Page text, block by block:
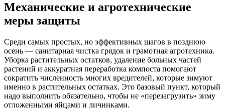
Механические и агротехнические
меры защиты
Среди самых простых, но эффективных шагов в позднюю
осень — санитарная чистка грядок и грамотная агротехника.
Уборка растительных остатков, удаление больных частей
растений и аккуратная переработка компоста помогают
сократить численность многих вредителей, которые зимуют
именно в растительных остатках. Это базовый пункт, который
надо выполнить обязательно, чтобы не «перезагрузить» зиму
отложенными яйцами и личинками.